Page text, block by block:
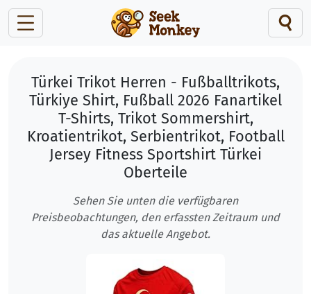
Türkei Trikot Herren - Fußballtrikots,
Türkiye Shirt, Fußball 2026 Fanartikel
T-Shirts, Trikot Sommershirt,
Kroatientrikot, Serbientrikot, Football
Jersey Fitness Sportshirt Türkei
Oberteile
Sehen Sie unten die verfügbaren
Preisbeobachtungen, den erfassten Zeitraum und
das aktuelle Angebot.